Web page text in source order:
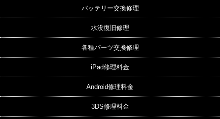
バッテリー交換修理
水没復旧修理
各種パーツ交換修理
iPad修理料金
Android修理料金
3DS修理料金